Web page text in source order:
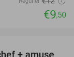
€9,50
+ amuse